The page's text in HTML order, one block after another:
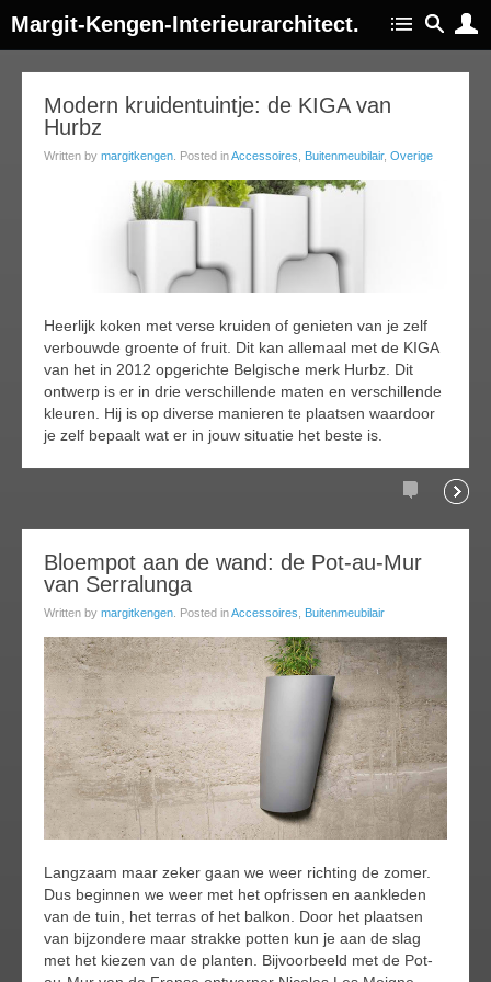
Margit-Kengen-Interieurarchitect.
Modern kruidentuintje: de KIGA van
Hurbz
Written by margitkengen . Posted inAccessoires Buitenmeubilair, Overige
Heerlijk koken met verse kruiden of genieten van je zelf
verbouwde groente of fruit. Dit kan allemaal met de KIGA
van het in 2012 opgerichte Belgische merk Hurbz. Dit
ontwerp is er in drie verschillende maten en verschillende
kleuren. Hij is op diverse manieren te plaatsen waardoor
je zelf bepaalt wat er in jouw situatie het beste is.
Comments
Bloempot aan de wand: de Pot-au-Mur
van Serralunga
Written by margitkengen . Posted inAccessoires Buitenmeubilair
Langzaam maar zeker gaan we weer richting de zomer.
Dus beginnen we weer met het opfrissen en aankleden
van de tuin, het terras of het balkon. Door het plaatsen
van bijzondere maar strakke potten kun je aan de slag
met het kiezen van de planten. Bijvoorbeeld met de Pot-